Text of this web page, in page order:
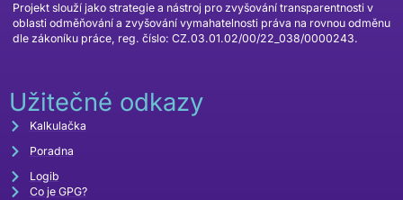
Projekt slouží jako strategie a nástroj pro zvyšování transparentnosti v
oblasti odměňování a zvyšování vymahatelnosti práva na rovnou odměnu
dle zákoníku práce, reg. číslo: CZ.03.01.02/00/22_038/0000243.
Užitečné odkazy
Kalkulačka
Poradna
Logib
Co je GPG?